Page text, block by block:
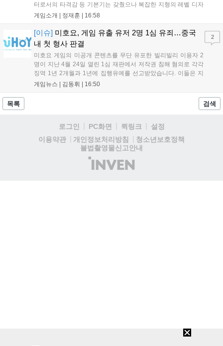
터로서의 타격감 등 기본기는 갖췄으나 복잡한 지형의 레벨 디자
인은 개선이 필요해 보입니다. 또한, 성장 트랙의 과도한 분절과
요구됩니다. 개발사는 향후 캐릭터 추가 등을 통해 게임성을 다듬
어 경쟁력을 확보할 계획입니다....
게임소개 | 정재훈 16:58
[이슈] 미호요, 게임 유출 유저 2명 1심 유죄…중국
내 첫 형사 판결
미호요 게임의 미공개 콘텐츠를 무단 유포한 빌리빌리 이용자 2
명이 지난 4월 24일 열린 1심 재판에서 저작권 침해 혐의로 각각
징역 1년 2개월과 1년에 집행유예를 선고받았습니다. 이들은 지
난해 7월부터 원신 등 주요 게임의 영상을 유포해 60만 회 이상의
이후 중국 내 첫 형사사건임을 강조하며 향후 무단 유출에 강경
게임뉴스 | 김동휘 16:50
2
목록 검색
로그인 PC화면 퀵링크
설정
이용약관
개인정보처리방침
청소년보호정책
불법촬영물신고안내
(주)
인